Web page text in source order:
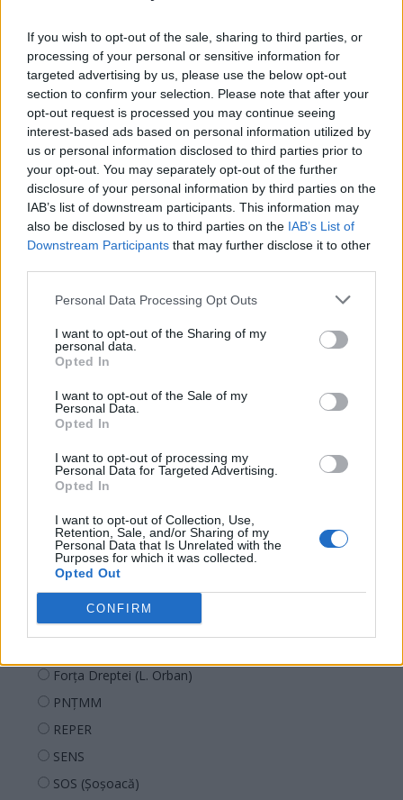
If you wish to opt-out of the sale, sharing to third parties, or
processing of your personal or sensitive information for
targeted advertising by us, please use the below opt-out
section to confirm your selection. Please note that after your
opt-out request is processed you may continue seeing
interest-based ads based on personal information utilized by
us or personal information disclosed to third parties prior to
your opt-out. You may separately opt-out of the further
disclosure of your personal information by third parties on the
IAB’s list of downstream participants. This information may
also be disclosed by us to third parties on the IAB’s List of
Downstream Participants that may further disclose it to other
Personal Data Processing Opt Outs
I want to opt-out of the Sharing of my
personal data.
Opted In
I want to opt-out of the Sale of my
Personal Data.
Opted In
I want to opt-out of processing my
Personal Data for Targeted Advertising.
Opted In
I want to opt-out of Collection, Use,
Retention, Sale, and/or Sharing of my
Personal Data that Is Unrelated with the
Purposes for which it was collected.
Opted Out
CONFIRM
24 de ore
21.40 Comisia Europeană, după ororile comise de
PSD-AUR: ”Vom analiza cu atenție...
19.50 Să vă amintesc cine e Voineag
08.47
Sabotaj grav al PNRR, de către tabăra anti-
europeană PSD-AUR: pierdem 5...
06.44 De ce nu avem baterii
Sondaj
Ce partid ați vota dacă alegerile parlamentare ar avea
loc duminica viitoare?
USR
PNL
PSD
AUR
UDMR
Forța Dreptei (L. Orban)
PNȚMM
REPER
SENS
SOS (Șoșoacă)